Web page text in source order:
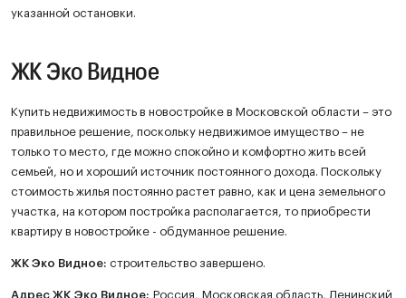
указанной остановки.
ЖК Эко Видное
Купить недвижимость в новостройке в Московской области – это
правильное решение, поскольку недвижимое имущество – не
только то место, где можно спокойно и комфортно жить всей
семьей, но и хороший источник постоянного дохода. Поскольку
стоимость жилья постоянно растет равно, как и цена земельного
участка, на котором постройка располагается, то приобрести
квартиру в новостройке - обдуманное решение.
ЖК Эко Видное: строительство завершено.
Адрес ЖК Эко Видное: Россия, Московская область, Ленинский